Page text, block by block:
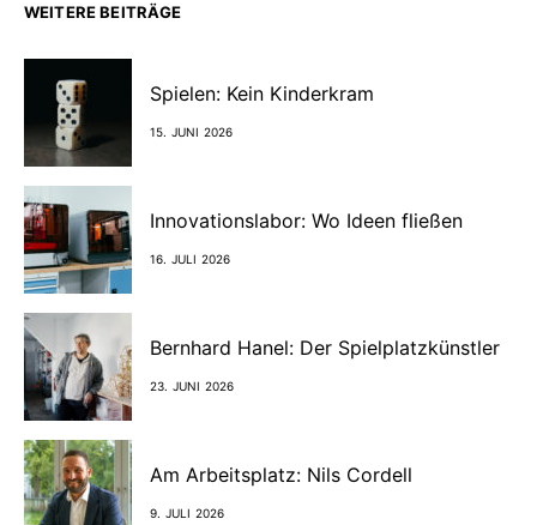
WEITERE BEITRÄGE
Spielen: Kein Kinderkram
15. JUNI 2026
Innovationslabor: Wo Ideen fließen
16. JULI 2026
Bernhard Hanel: Der Spielplatzkünstler
23. JUNI 2026
Am Arbeitsplatz: Nils Cordell
9. JULI 2026